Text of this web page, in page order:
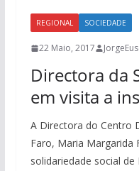
REGIONAL SOCIEDADE
22 Maio, 2017
Directora da
em visita a
A Directora do Centro
Faro, Maria Margarida
solidariedade social de